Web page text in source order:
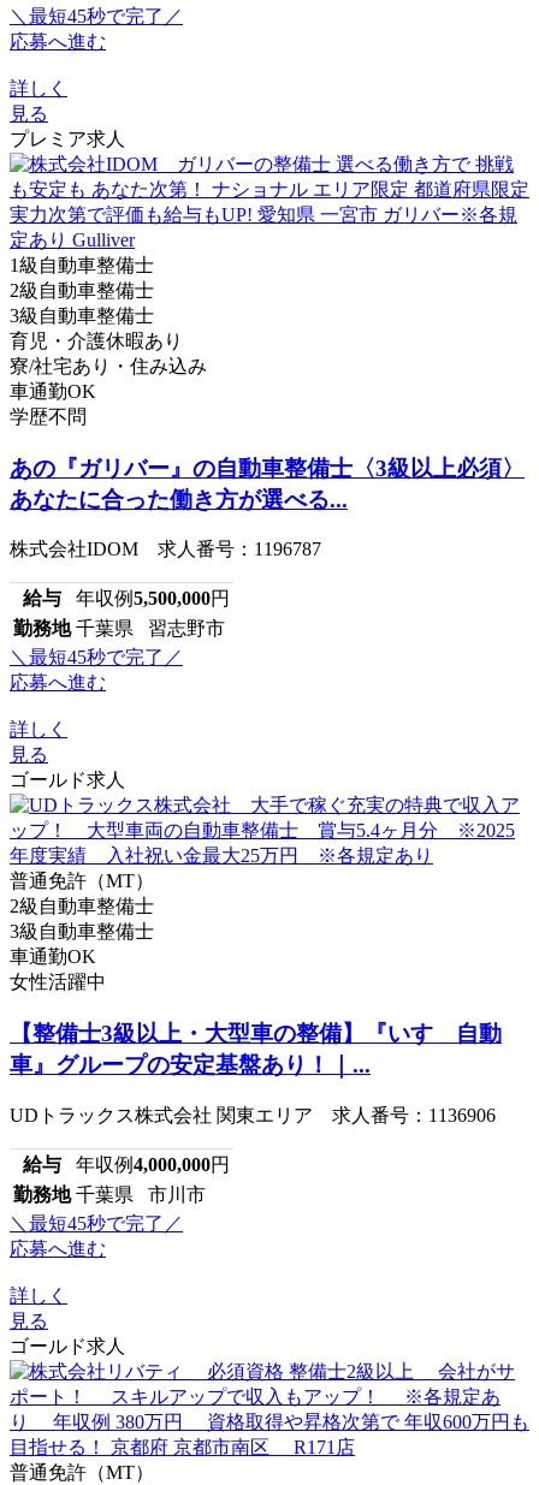
＼最短45秒で完了／
応募へ進む
詳しく
見る
プレミア求人
1級自動車整備士
2級自動車整備士
3級自動車整備士
育児・介護休暇あり
寮/社宅あり・住み込み
車通勤OK
学歴不問
あの『ガリバー』の自動車整備士〈3級以上必須〉
あなたに合った働き方が選べる...
株式会社IDOM 求人番号：1196787
給与 年収例5,500,000円
勤務地 千葉県 習志野市
＼最短45秒で完了／
応募へ進む
詳しく
見る
ゴールド求人
普通免許（MT）
2級自動車整備士
3級自動車整備士
車通勤OK
女性活躍中
【整備士3級以上・大型車の整備】『いすゞ自動
車』グループの安定基盤あり！｜...
UDトラックス株式会社 関東エリア 求人番号：1136906
給与 年収例4,000,000円
勤務地 千葉県 市川市
＼最短45秒で完了／
応募へ進む
詳しく
見る
ゴールド求人
普通免許（MT）